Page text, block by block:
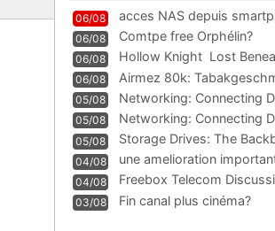
06/08 acces NAS depuis
06/08 Comtpe free Orphélin?
06/08 Hollow Knight  Lost
06/08
Airmez 80k:
Technologie und Leistung
05/08 Networking: Connecting
05/08
Networking: Connecting
Information
05/08
Storage Drives: The
Management
04/08
une amelioration
WIFI
04/08
Freebox Telecom
Communi
03/08 Fin canal plus cinéma?